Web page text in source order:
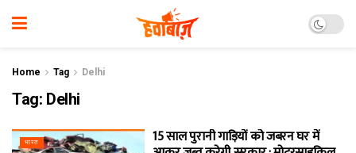
Home Tag Delhi
Tag: Delhi
भारत 15 साल पुरानी गाड़ियों को जबरन घर में